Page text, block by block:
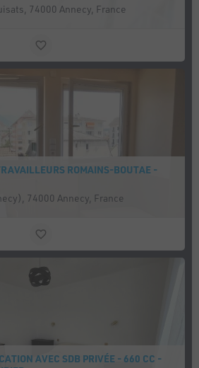
74000 Annecy, France
ROMAINS-BOUTAE -
74000 Annecy, France
AVEC SDB PRIVÉE - 660 CC -